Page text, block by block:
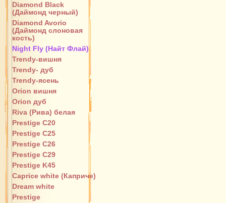
Diamond Black
(Даймонд черный)
Diamond Avorio
(Даймонд слоновая
кость)
Night Fly (Найт Флай)
Trendy-вишня
Trendy- дуб
Trendy-ясень
Orion вишня
Orion дуб
Riva (Рива) белая
Prestige C20
Prestige C25
Prestige C26
Prestige C29
Prestige K45
Caprice white (Каприче)
Dream white
Prestige